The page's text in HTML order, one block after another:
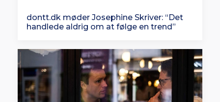
dontt.dk møder Josephine Skriver: “Det
handlede aldrig om at følge en trend”